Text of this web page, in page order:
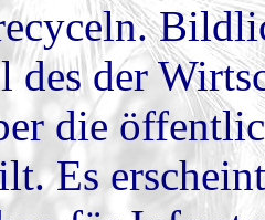
des der
die
Es